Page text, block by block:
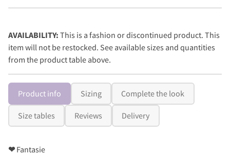
AVAILABILITY: This is a fashion or discontinued product. This
item will not be restocked. See available sizes and quantities
from the product table above.
Product info Sizing Complete the look
Size tables Reviews Delivery
❤Fantasie